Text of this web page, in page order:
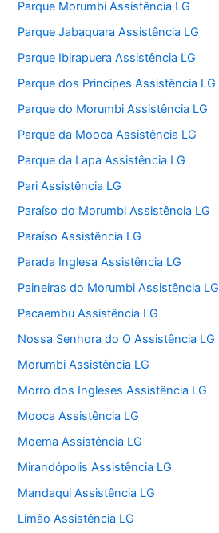
Parque Morumbi Assistência LG
Parque Jabaquara Assistência LG
Parque Ibirapuera Assistência LG
Parque dos Principes Assistência LG
Parque do Morumbi Assistência LG
Parque da Mooca Assistência LG
Parque da Lapa Assistência LG
Pari Assistência LG
Paraíso do Morumbi Assistência LG
Paraíso Assistência LG
Parada Inglesa Assistência LG
Paineiras do Morumbi Assistência LG
Pacaembu Assistência LG
Nossa Senhora do O Assistência LG
Morumbi Assistência LG
Morro dos Ingleses Assistência LG
Mooca Assistência LG
Moema Assistência LG
Mirandópolis Assistência LG
Mandaqui Assistência LG
Limão Assistência LG